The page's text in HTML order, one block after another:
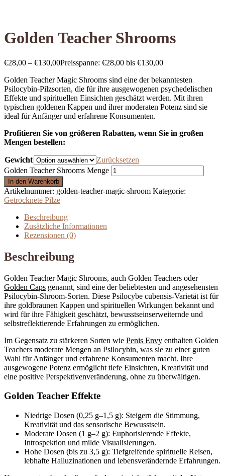
Golden Teacher Shrooms
€28,00 – €130,00Preisspanne: €28,00 bis €130,00
Golden Teacher Magic Shrooms sind eine der bekanntesten
Psilocybin-Pilzsorten, die für ihre ausgewogenen psychedelischen
Effekte und spirituellen Einsichten geschätzt werden. Mit ihren
typischen goldenen Kappen und ihrer moderaten Potenz sind sie
ideal für Anfänger und erfahrene Konsumenten.
Profitieren Sie von größeren Rabatten, wenn Sie in großen
Mengen bestellen:
Gewicht
Zurücksetzen
Golden Teacher Shrooms Menge
In den Warenkorb
Artikelnummer: golden-teacher-magic-shroom Kategorie:
Getrocknete Pilze
Beschreibung
Zusätzliche Informationen
Rezensionen (0)
Beschreibung
Golden Teacher Magic Shrooms, auch Golden Teachers oder
Golden Caps genannt, sind eine der beliebtesten und angesehensten
Psilocybin-Shroom-Sorten. Diese Psilocybe cubensis-Varietät ist für
ihre goldbraunen Kappen und spirituellen Wirkungen bekannt und
wird für ihre Fähigkeit geschätzt, bewusstseinserweiternde und
selbstreflektierende Erfahrungen zu ermöglichen.
Im Gegensatz zu stärkeren Sorten wie Penis Envy enthalten Golden
Teachers moderate Mengen an Psilocybin, was sie zu einer guten
Wahl für Anfänger und erfahrene Konsumenten macht. Ihre
ausgewogene Potenz ermöglicht tiefe Einsichten, Kreativität und
eine positive Perspektivenveränderung, ohne zu überwältigen.
Golden Teacher Effekte
Niedrige Dosen (0,25 g–1,5 g): Steigern die Stimmung,
Kreativität und das sensorische Bewusstsein.
Moderate Dosen (1 g–2 g): Euphorisierende Effekte,
Introspektion und milde Visualisierungen.
Hohe Dosen (bis zu 3,5 g): Tiefgreifende spirituelle Reisen,
lebhafte Halluzinationen und lebensverändernde Erfahrungen.